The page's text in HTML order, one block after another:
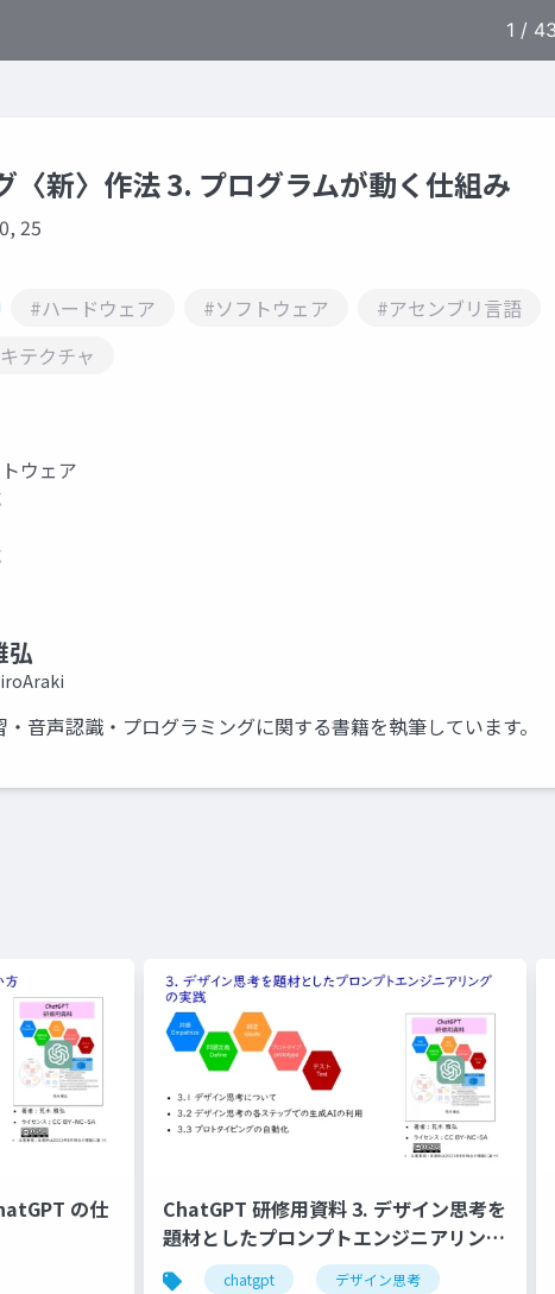
〈新〉作法 3. プログラムが動く仕組み
25
#ハードウェア #ソフトウェア
#アセンブリ言語
テクチャ
ウェア
弘
・音声認識・プログラミングに関する書籍を執筆しています。
の仕
ChatGPT 研修用資料 3. デザイン思考を
題材としたプロンプトエンジニアリング
の実践chatgpt デザイン思考